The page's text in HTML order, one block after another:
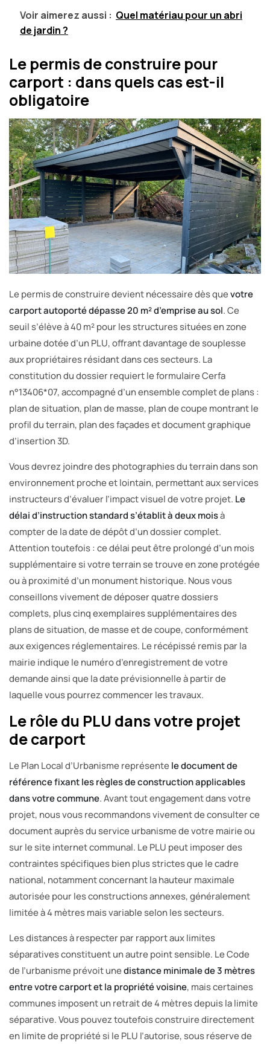
Voir aimerez aussi : Quel matériau pour un abri
de jardin ?
Le permis de construire pour
carport : dans quels cas est-il
obligatoire
Le permis de construire devient nécessaire dès quevotre
carport autoporté dépasse 20 m² d’emprise au sol. Ce
seuil s’élève à 40 m² pour les structures situées en zone
urbaine dotée d’un PLU, offrant davantage de souplesse
aux propriétaires résidant dans ces secteurs. La
constitution du dossier requiert le formulaire Cerfa
n°13406*07, accompagné d’un ensemble complet de plans :
plan de situation, plan de masse, plan de coupe montrant le
profil du terrain, plan des façades et document graphique
d’insertion 3D.
Vous devrez joindre des photographies du terrain dans son
environnement proche et lointain, permettant aux services
instructeurs d’évaluer l’impact visuel de votre projet. Le
délai d’instruction standard s’établit à deux moisà
compter de la date de dépôt d’un dossier complet.
Attention toutefois : ce délai peut être prolongé d’un mois
supplémentaire si votre terrain se trouve en zone protégée
ou à proximité d’un monument historique. Nous vous
conseillons vivement de déposer quatre dossiers
complets, plus cinq exemplaires supplémentaires des
plans de situation, de masse et de coupe, conformément
aux exigences réglementaires. Le récépissé remis par la
mairie indique le numéro d’enregistrement de votre
demande ainsi que la date prévisionnelle à partir de
laquelle vous pourrez commencer les travaux.
Le rôle du PLU dans votre projet
de carport
Le Plan Local d’Urbanisme représentele document de
référence fixant les règles de construction applicables
dans votre commune. Avant tout engagement dans votre
projet, nous vous recommandons vivement de consulter ce
document auprès du service urbanisme de votre mairie ou
sur le site internet communal. Le PLU peut imposer des
contraintes spécifiques bien plus strictes que le cadre
national, notamment concernant la hauteur maximale
autorisée pour les constructions annexes, généralement
limitée à 4 mètres mais variable selon les secteurs.
Les distances à respecter par rapport aux limites
séparatives constituent un autre point sensible. Le Code
de l’urbanisme prévoit unedistance minimale de 3 mètres
entre votre carport et la propriété voisine, mais certaines
communes imposent un retrait de 4 mètres depuis la limite
séparative. Vous pouvez toutefois construire directement
en limite de propriété si le PLU l’autorise, sous réserve de